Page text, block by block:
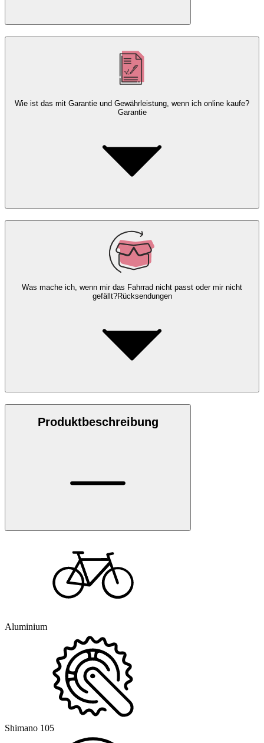
Wie ist das mit Garantie und Gewährleistung, wenn ich online kaufe?
Garantie
Was mache ich, wenn mir das Fahrrad nicht passt oder mir nicht
gefällt?Rücksendungen
Produktbeschreibung
Aluminium
Shimano 105